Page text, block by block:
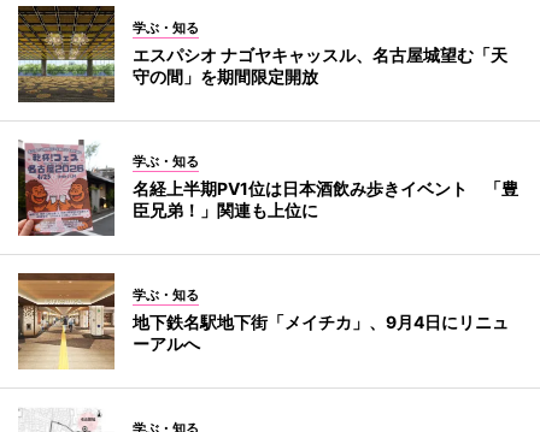
学ぶ・知る
エスパシオ ナゴヤキャッスル、名古屋城望む「天
守の間」を期間限定開放
学ぶ・知る
名経上半期PV1位は日本酒飲み歩きイベント 「豊
臣兄弟！」関連も上位に
学ぶ・知る
地下鉄名駅地下街「メイチカ」、9月4日にリニュ
ーアルへ
学ぶ・知る